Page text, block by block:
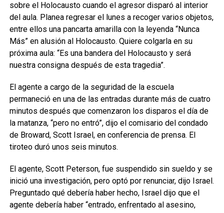
sobre el Holocausto cuando el agresor disparó al interior
del aula. Planea regresar el lunes a recoger varios objetos,
entre ellos una pancarta amarilla con la leyenda “Nunca
Más” en alusión al Holocausto. Quiere colgarla en su
próxima aula: “Es una bandera del Holocausto y será
nuestra consigna después de esta tragedia”.
El agente a cargo de la seguridad de la escuela
permaneció en una de las entradas durante más de cuatro
minutos después que comenzaron los disparos el día de
la matanza, “pero no entró”, dijo el comisario del condado
de Broward, Scott Israel, en conferencia de prensa. El
tiroteo duró unos seis minutos.
El agente, Scott Peterson, fue suspendido sin sueldo y se
inició una investigación, pero optó por renunciar, dijo Israel.
Preguntado qué debería haber hecho, Israel dijo que el
agente debería haber “entrado, enfrentado al asesino,